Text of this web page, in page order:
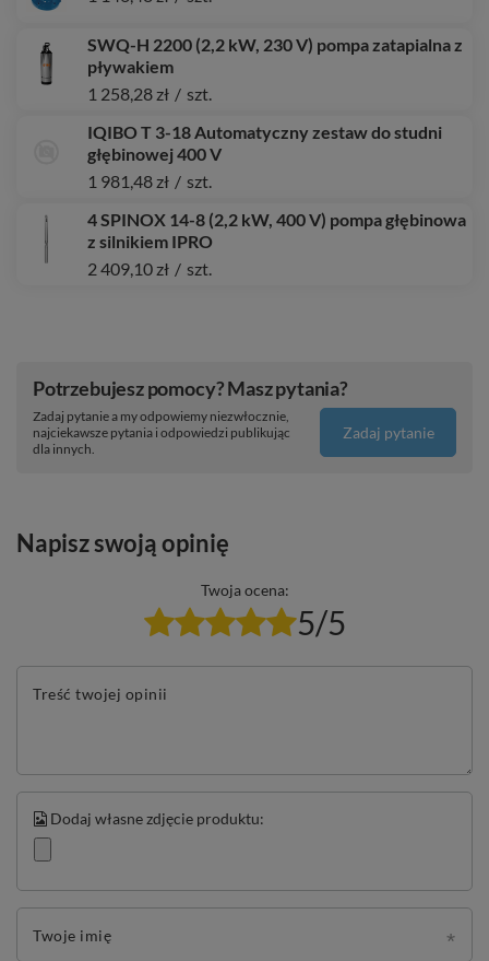
SWQ-H 2200 (2,2 kW, 230 V) pompa zatapialna z
pływakiem
1 258,28 zł / szt.
IQIBO T 3-18 Automatyczny zestaw do studni
głębinowej 400 V
1 981,48 zł / szt.
4 SPINOX 14-8 (2,2 kW, 400 V) pompa głębinowa
z silnikiem IPRO
2 409,10 zł / szt.
Potrzebujesz pomocy? Masz pytania?
Zadaj pytanie a my odpowiemy niezwłocznie,
najciekawsze pytania i odpowiedzi publikując
dla innych.
Zadaj pytanie
Napisz swoją opinię
Twoja ocena:
5/5
Treść twojej opinii
Dodaj własne zdjęcie produktu:
Twoje imię